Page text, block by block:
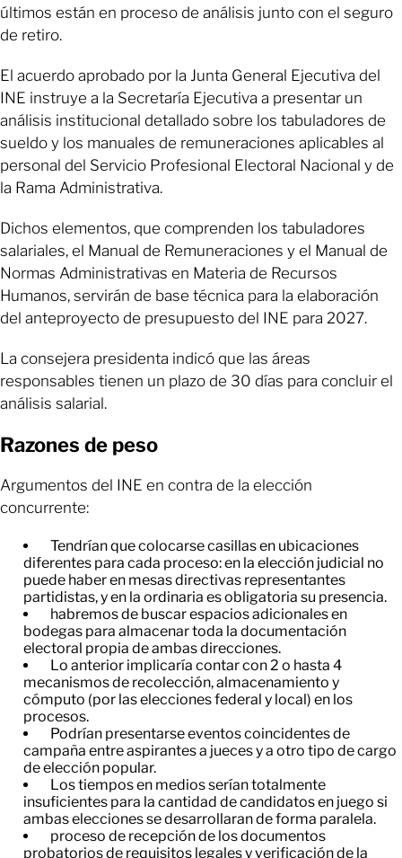
últimos están en proceso de análisis junto con el seguro
de retiro.
El acuerdo aprobado por la Junta General Ejecutiva del
INE instruye a la Secretaría Ejecutiva a presentar un
análisis institucional detallado sobre los tabuladores de
sueldo y los manuales de remuneraciones aplicables al
personal del Servicio Profesional Electoral Nacional y de
la Rama Administrativa.
Dichos elementos, que comprenden los tabuladores
salariales, el Manual de Remuneraciones y el Manual de
Normas Administrativas en Materia de Recursos
Humanos, servirán de base técnica para la elaboración
del anteproyecto de presupuesto del INE para 2027.
La consejera presidenta indicó que las áreas
responsables tienen un plazo de 30 días para concluir el
análisis salarial.
Razones de peso
Argumentos del INE en contra de la elección
concurrente:
Tendrían que colocarse casillas en ubicaciones
diferentes para cada proceso: en la elección judicial no
puede haber en mesas directivas representantes
partidistas, y en la ordinaria es obligatoria su presencia.
habremos de buscar espacios adicionales en
bodegas para almacenar toda la documentación
electoral propia de ambas direcciones.
Lo anterior implicaría contar con 2 o hasta 4
mecanismos de recolección, almacenamiento y
cómputo (por las elecciones federal y local) en los
procesos.
Podrían presentarse eventos coincidentes de
campaña entre aspirantes a jueces y a otro tipo de cargo
de elección popular.
Los tiempos en medios serían totalmente
insuficientes para la cantidad de candidatos en juego si
ambas elecciones se desarrollaran de forma paralela.
proceso de recepción de los documentos
probatorios de requisitos legales y verificación de la